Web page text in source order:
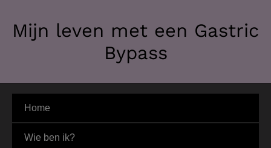
naarMijn leven met een Gastric
Bypass
Home
Wie ben ik?